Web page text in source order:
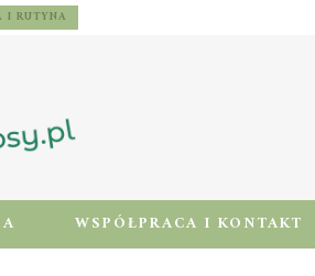
RUTYNA
WSPÓŁPRACA I KONTAKT